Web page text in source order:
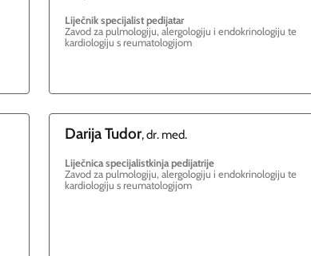
Liječnik specijalist pedijatar
Zavod za pulmologiju, alergologiju i endokrinologiju te
kardiologiju s reumatologijom
DarijaTudor, dr. med.
Liječnica specijalistkinja pedijatrije
Zavod za pulmologiju, alergologiju i endokrinologiju te
kardiologiju s reumatologijom